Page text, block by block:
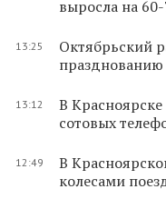
выросла на
13:25
Октябрьский
13:12
В
сотовых
12:49
В
колесами